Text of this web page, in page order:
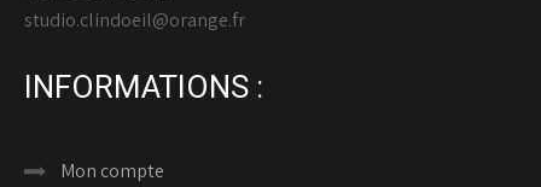
studio.clindoeil@orange.fr
INFORMATIONS :
Mon compte